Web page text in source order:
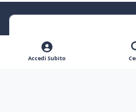
Accedi Subito